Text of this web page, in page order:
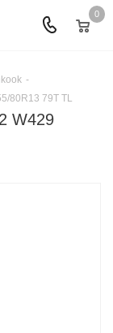
0
-
80R13 79T TL
W429